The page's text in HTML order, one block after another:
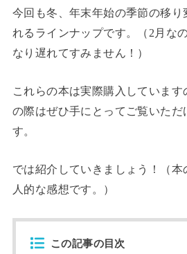
今回も冬、年末年始の季節の移り
れるラインナップです。（2月な
なり遅れてすみません！）
これらの本は実際購入していま
の際はぜひ手にとってご覧いただ
す。
では紹介していきましょう！（
人的な感想です。）
この記事の目次